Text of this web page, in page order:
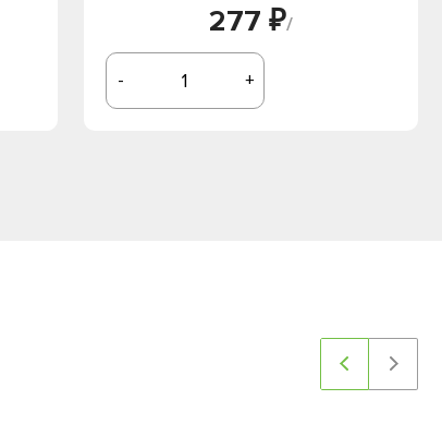
277 ₽/
- +